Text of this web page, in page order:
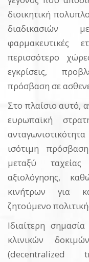
διοικητική
διαδικασιών
φαρμακευτικές
περισσότερο
εγκρίσεις,
πρόσβαση σε
Στο πλαίσιο αυτό,
ευρωπαϊκή
ισότιμη
μεταξύ
αξιολόγησης,
κινήτρων για
ζητούμενο
Ιδιαίτερη
κλινικών
(decentralized